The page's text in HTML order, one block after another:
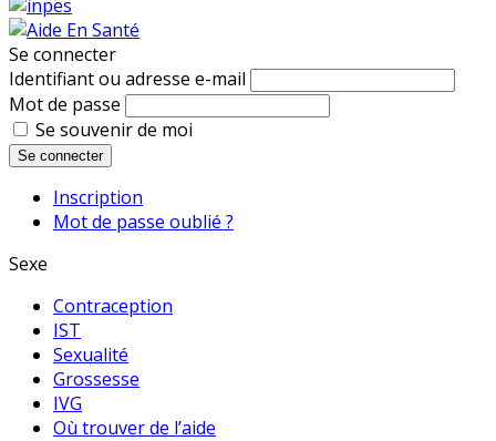
Se connecter
Identifiant ou adresse e-mail
Mot de passe
Se souvenir de moi
Se connecter
Inscription
Mot de passe oublié ?
Sexe
Contraception
IST
Sexualité
Grossesse
IVG
Où trouver de l’aide